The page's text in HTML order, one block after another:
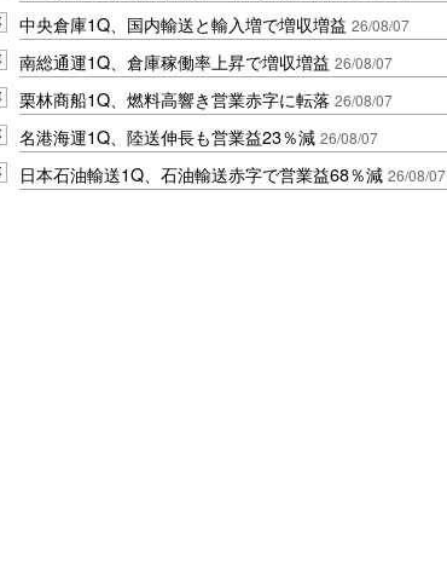
中央倉庫1Q、国内輸送と輸入増で増収増益 26/08/07
南総通運1Q、倉庫稼働率上昇で増収増益 26/08/07
栗林商船1Q、燃料高響き営業赤字に転落 26/08/07
名港海運1Q、陸送伸長も営業益23％減 26/08/07
日本石油輸送1Q、石油輸送赤字で営業益68％減 26/08/07